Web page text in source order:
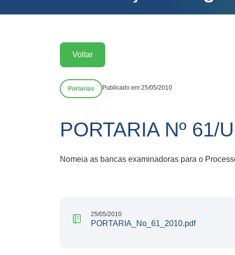
Voltar
Portarias Publicado em 25/05/2010
PORTARIA Nº 61/
Nomeia as bancas examinadoras para o
25/05/2010
PORTARIA_No_61_2010.pdf